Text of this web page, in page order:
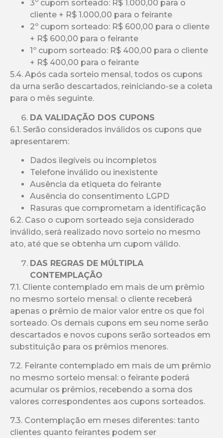
3º cupom sorteado: R$ 1.000,00 para o
cliente + R$ 1.000,00 para o feirante
2º cupom sorteado: R$ 600,00 para o cliente
+ R$ 600,00 para o feirante
1º cupom sorteado: R$ 400,00 para o cliente
+ R$ 400,00 para o feirante
5.4. Após cada sorteio mensal, todos os cupons
da urna serão descartados, reiniciando-se a coleta
para o mês seguinte.
DA VALIDAÇÃO DOS CUPONS
6.1. Serão considerados inválidos os cupons que
apresentarem:
Dados ilegíveis ou incompletos
Telefone inválido ou inexistente
Ausência da etiqueta do feirante
Ausência do consentimento LGPD
Rasuras que comprometam a identificação
6.2. Caso o cupom sorteado seja considerado
inválido, será realizado novo sorteio no mesmo
ato, até que se obtenha um cupom válido.
DAS REGRAS DE MÚLTIPLA
CONTEMPLAÇÃO
7.1. Cliente contemplado em mais de um prêmio
no mesmo sorteio mensal: o cliente receberá
apenas o prêmio de maior valor entre os que foi
sorteado. Os demais cupons em seu nome serão
descartados e novos cupons serão sorteados em
substituição para os prêmios menores.
7.2. Feirante contemplado em mais de um prêmio
no mesmo sorteio mensal: o feirante poderá
acumular os prêmios, recebendo a soma dos
valores correspondentes aos cupons sorteados.
7.3. Contemplação em meses diferentes: tanto
clientes quanto feirantes podem ser